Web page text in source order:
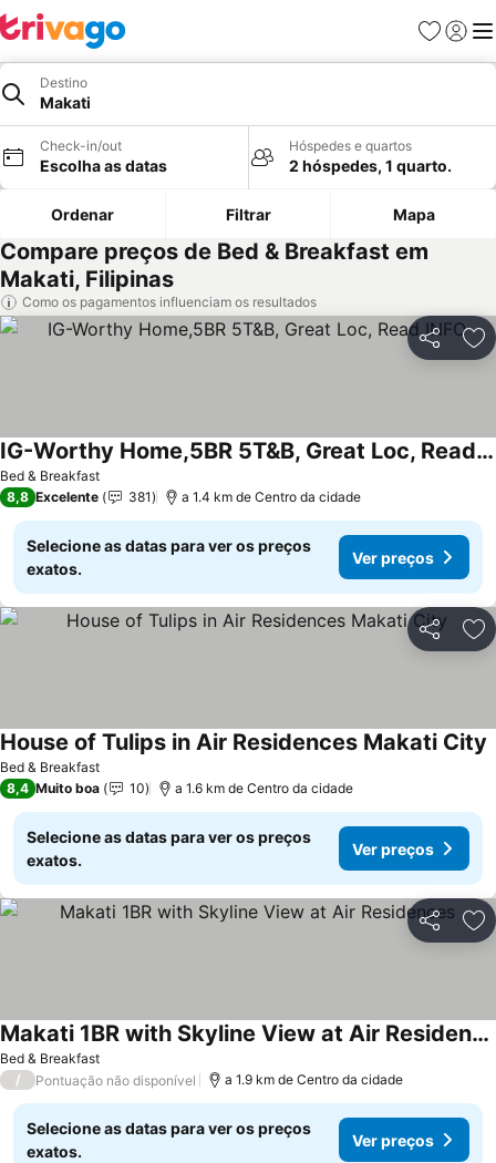
Favoritos
Iniciar
Destino
Makati
Check-in/out
Escolha as datas
Hóspedes e quartos
2 hóspedes, 1 quarto.
Ordenar Filtrar Mapa
Compare preços de Bed & Breakfast em
Makati, Filipinas
Como os pagamentos influenciam os resultados
Partilhar
Bed & Breakfast
IG-Worthy Home,5BR 5T&B, Great Loc, Read INFO
8,8 Excelente 381 a 1.4 km de Centro da cidade
Selecione as datas para ver os preços
exatos.
Ver preços
Partilhar
Bed & Breakfast
House of Tulips in Air Residences Makati City
8,4 Muito boa 10 a 1.6 km de Centro da cidade
Selecione as datas para ver os preços
exatos.
Ver preços
Partilhar
Bed & Breakfast
Makati 1BR with Skyline View at Air Residences
/ Pontuação não disponível a 1.9 km de Centro da cidade
Selecione as datas para ver os preços
exatos.
Ver preços